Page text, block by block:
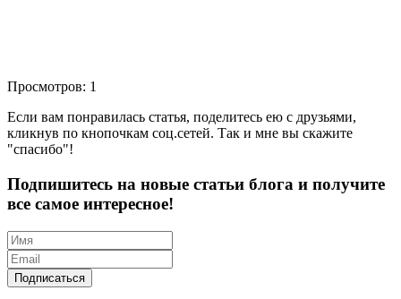
Просмотров: 1
Если вам понравилась статья, поделитесь ею с друзьями,
кликнув по кнопочкам соц.сетей. Так и мне вы скажите
"спасибо"!
Подпишитесь на новые статьи блога и получите
все самое интересное!